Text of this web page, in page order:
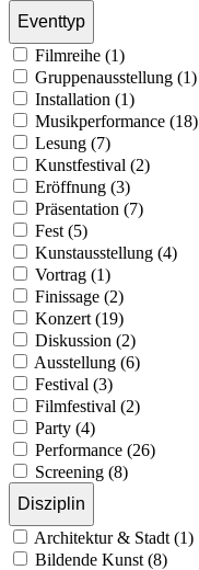
Eventtyp
Filmreihe (1)
Gruppenausstellung (1)
Installation (1)
Musikperformance (18)
Lesung (7)
Kunstfestival (2)
Eröffnung (3)
Präsentation (7)
Fest (5)
Kunstausstellung (4)
Vortrag (1)
Finissage (2)
Konzert (19)
Diskussion (2)
Ausstellung (6)
Festival (3)
Filmfestival (2)
Party (4)
Performance (26)
Screening (8)
Disziplin
Architektur & Stadt (1)
Bildende Kunst (8)